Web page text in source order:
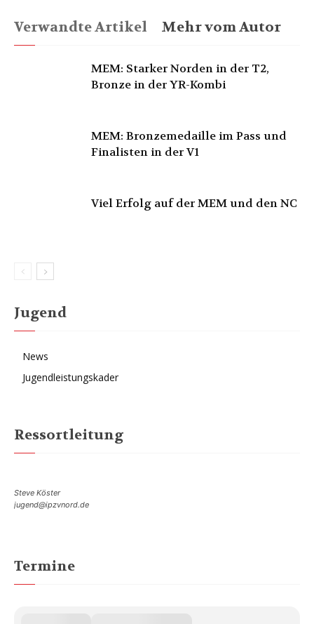
Verwandte Artikel Mehr vom Autor
MEM: Starker Norden in der T2,
Bronze in der YR-Kombi
MEM: Bronzemedaille im Pass und
Finalisten in der V1
Viel Erfolg auf der MEM und den NC
Jugend
News
Jugendleistungskader
Ressortleitung
Steve Köster
jugend@ipzvnord.de
Termine